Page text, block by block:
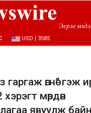
Эерэг
USD | 3585
өгнө” гэж
мөрдөн
явуулж